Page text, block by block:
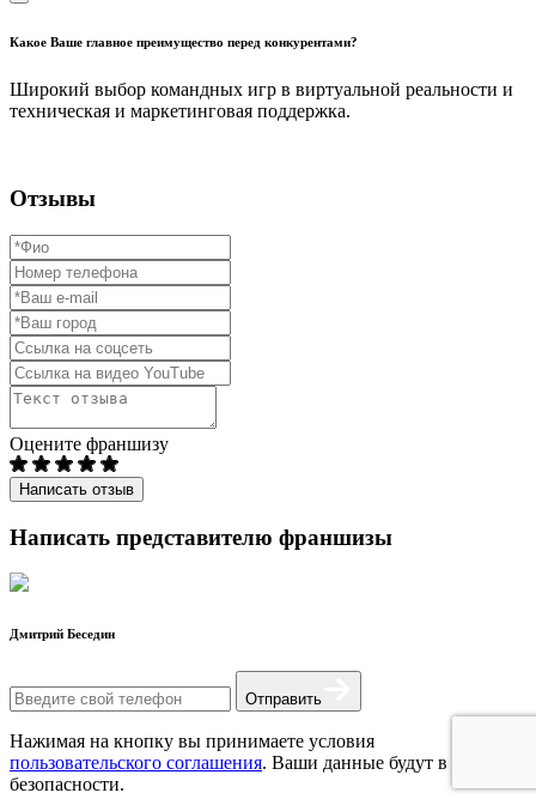
Какое Ваше главное преимущество перед конкурентами?
Широкий выбор командных игр в виртуальной реальности и
техническая и маркетинговая поддержка.
Отзывы
Оцените франшизу
Написать отзыв
Написать представителю франшизы
Дмитрий Беседин
Отправить
Нажимая на кнопку вы принимаете условия
пользовательского соглашения. Ваши данные будут в
безопасности.